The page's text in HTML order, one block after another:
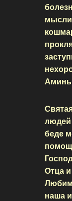
мысли
людей
беде
Отца
наша